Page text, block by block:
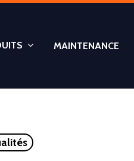
MAINTENANCE